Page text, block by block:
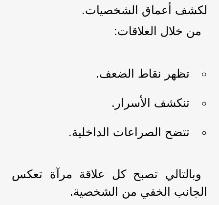
لكشف أعماق الشخصيات.
من خلال العلاقات:
تظهر نقاط الضعف.
تنكشف الأسرار.
تتضح الصراعات الداخلية.
وبالتالي تصبح كل علاقة مرآة تعكس
الجانب الخفي من الشخصية.